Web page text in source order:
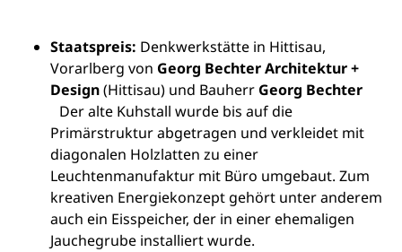
Staatspreis: Denkwerkstätte in Hittisau,
Vorarlberg von Georg Bechter Architektur +
Design(Hittisau) und Bauherr Georg Bechter
Der alte Kuhstall wurde bis auf die
Primärstruktur abgetragen und verkleidet mit
diagonalen Holzlatten zu einer
Leuchtenmanufaktur mit Büro umgebaut. Zum
kreativen Energiekonzept gehört unter anderem
auch ein Eisspeicher, der in einer ehemaligen
Jauchegrube installiert wurde.